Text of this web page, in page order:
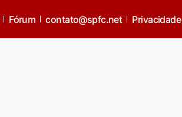
Fórum contato@spfc.net Privacidade